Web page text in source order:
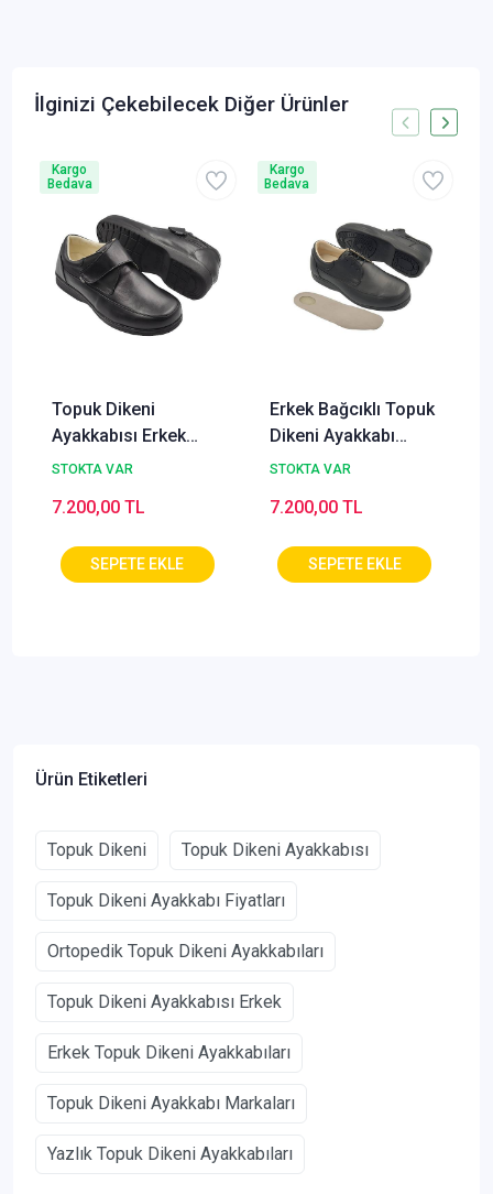
İlginizi Çekebilecek Diğer Ürünler
Topuk Dikeni
Ayakkabısı Erkek
Cırtlı Siyah EPTA51S
STOKTA VAR
7.200,00 TL
Kargo
Bedava
Erkek Bağcıklı Topuk
Dikeni Ayakkabı
Modeli Siyah
STOKTA VAR
7.200,00 TL
Kargo
Bedava
Ürün Etiketleri
Topuk Dikeni Topuk Dikeni Ayakkabısı
Topuk Dikeni Ayakkabı Fiyatları
Ortopedik Topuk Dikeni Ayakkabıları
Topuk Dikeni Ayakkabısı Erkek
Erkek Topuk Dikeni Ayakkabıları
Topuk Dikeni Ayakkabı Markaları
Yazlık Topuk Dikeni Ayakkabıları